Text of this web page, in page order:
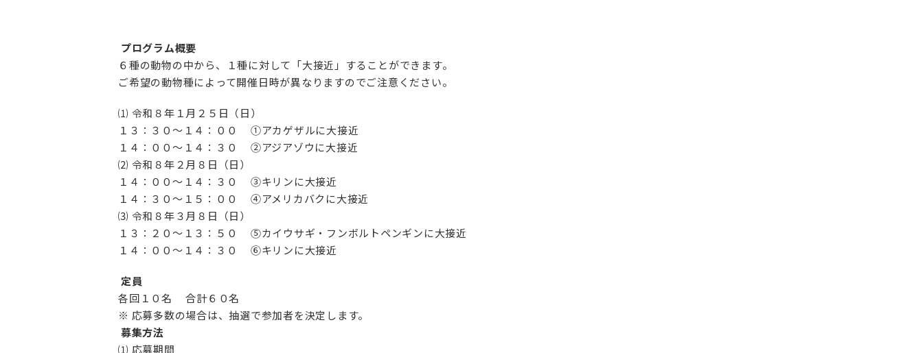
プログラム概要
６種の動物の中から、１種に対して「大接近」することができます。
ご希望の動物種によって開催日時が異なりますのでご注意ください。
⑴ 令和８年１月２５日（日）
１３：３０～１４：００ ①アカゲザルに大接近
１４：００～１４：３０ ②アジアゾウに大接近
⑵ 令和８年２月８日（日）
１４：００～１４：３０ ③キリンに大接近
１４：３０～１５：００ ④アメリカバクに大接近
⑶ 令和８年３月８日（日）
１３：２０～１３：５０ ⑤カイウサギ・フンボルトペンギンに大接近
１４：００～１４：３０ ⑥キリンに大接近
定員
各回１０名 合計６０名
※ 応募多数の場合は、抽選で参加者を決定します。
募集方法
⑴ 応募期間